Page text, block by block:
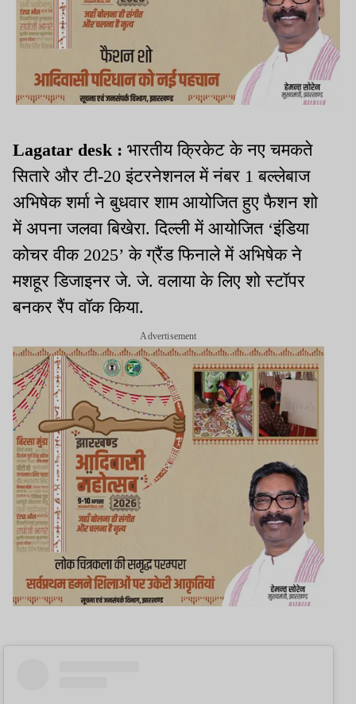
Lagatar desk : भारतीय क्रिकेट के नए चमकते
सितारे और टी-20 इंटरनेशनल में नंबर 1 बल्लेबाज
अभिषेक शर्मा ने बुधवार शाम आयोजित हुए फैशन शो
में अपना जलवा बिखेरा. दिल्ली में आयोजित ‘इंडिया
कोचर वीक 2025’ के ग्रैंड फिनाले में अभिषेक ने
मशहूर डिजाइनर जे. जे. वलाया के लिए शो स्टॉपर
बनकर रैंप वॉक किया.
Advertisement